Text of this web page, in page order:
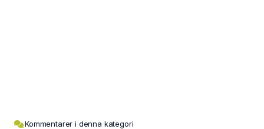
Kommentarer i denna kategori